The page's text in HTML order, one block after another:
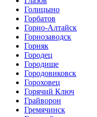
Голицыно
Горбатов
Горно-Алтайск
Горнозаводск
Горняк
Городец
Городище
Городовиковск
Гороховец
Горячий Ключ
Грайворон
Гремячинск